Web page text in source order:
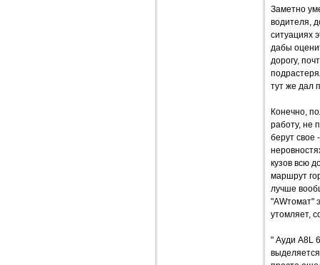
Заметно
водителя,
ситуациях
дабы
дорогу,
тут же дал
Конечно,
работу, не
берут свое
кузов всю
маршрут
лучше
"AWтомат"
утомляет,
" Ауди А8L